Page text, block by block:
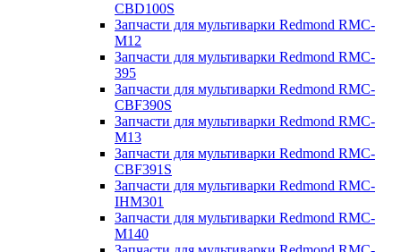
CBD100S
Запчасти для мультиварки Redmond RMC-
M12
Запчасти для мультиварки Redmond RMC-
395
Запчасти для мультиварки Redmond RMC-
CBF390S
Запчасти для мультиварки Redmond RMC-
M13
Запчасти для мультиварки Redmond RMC-
CBF391S
Запчасти для мультиварки Redmond RMC-
IHM301
Запчасти для мультиварки Redmond RMC-
M140